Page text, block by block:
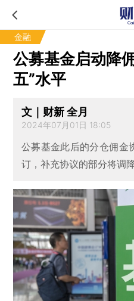
金融
公募基金启动降
五”水平
文｜财新 全月
2024年07月01日 18:05
公募基金此后的分仓佣金
订，补充协议的部分将调